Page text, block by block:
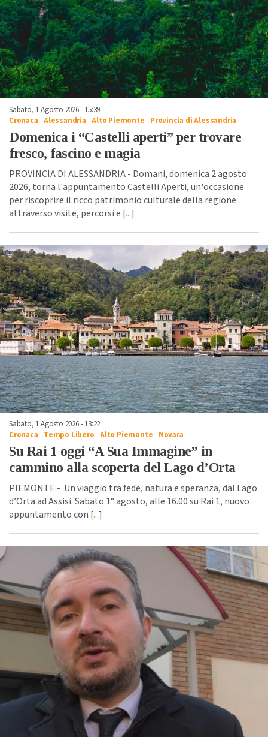
Sabato, 1 Agosto 2026 - 15:39
Cronaca-Alessandria -Alto Piemonte- Provincia di Alessandria
Domenica i “Castelli aperti” per trovare
fresco, fascino e magia
PROVINCIA DI ALESSANDRIA - Domani, domenica 2 agosto
2026, torna l'appuntamento Castelli Aperti, un'occasione
per riscoprire il ricco patrimonio culturale della regione
attraverso visite, percorsi e [...]
Sabato, 1 Agosto 2026 - 13:22
Cronaca- Tempo Libero-Alto Piemonte- Novara
Su Rai 1 oggi “A Sua Immagine” in
cammino alla scoperta del Lago d’Orta
PIEMONTE - Un viaggio tra fede, natura e speranza, dal Lago
d’Orta ad Assisi. Sabato 1° agosto, alle 16.00 su Rai 1, nuovo
appuntamento con [...]